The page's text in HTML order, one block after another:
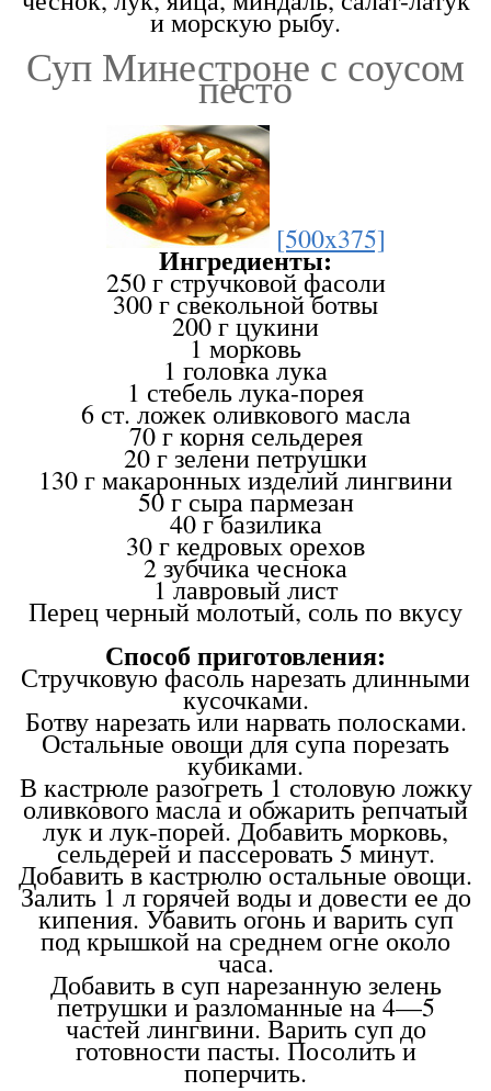
и морскую рыбу.
Суп Минестроне с соусом
песто
[500x375]
Ингредиенты:
250 г стручковой фасоли
300 г свекольной ботвы
200 г цукини
1 морковь
1 головка лука
1 стебель лука-порея
6 ст. ложек оливкового масла
70 г корня сельдерея
20 г зелени петрушки
130 г макаронных изделий лингвини
50 г сыра пармезан
40 г базилика
30 г кедровых орехов
2 зубчика чеснока
1 лавровый лист
Перец черный молотый, соль по вкусу
Способ приготовления:
Стручковую фасоль нарезать длинными
кусочками.
Ботву нарезать или нарвать полосками.
Остальные овощи для супа порезать
кубиками.
В кастрюле разогреть 1 столовую ложку
оливкового масла и обжарить репчатый
лук и лук-порей. Добавить морковь,
сельдерей и пассеровать 5 минут.
Добавить в кастрюлю остальные овощи.
Залить 1 л горячей воды и довести ее до
кипения. Убавить огонь и варить суп
под крышкой на среднем огне около
часа.
Добавить в суп нарезанную зелень
петрушки и разломанные на 4—5
частей лингвини. Варить суп до
готовности пасты. Посолить и
поперчить.